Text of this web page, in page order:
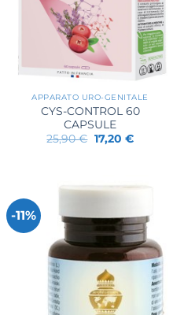
APPARATO URO-GENITALE
CYS-CONTROL 60
CAPSULE
25,90€ Il
prezzo
17,20 €Il
-11%